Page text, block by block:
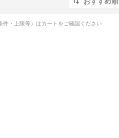
件・上限等）はカートをご確認ください